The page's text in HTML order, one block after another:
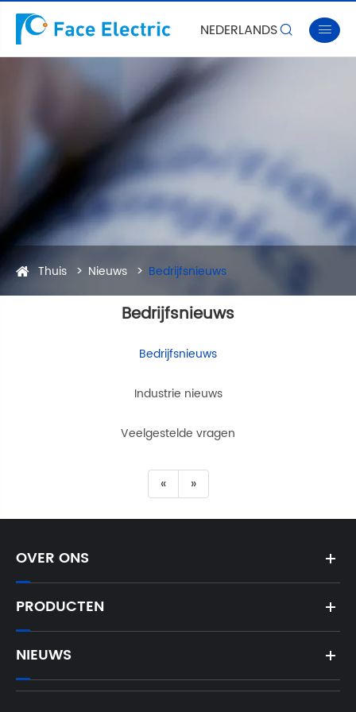
NEDERLANDS 
Thuis Nieuws Bedrijfsnieuws
Bedrijfsnieuws
Bedrijfsnieuws
Industrie nieuws
Veelgestelde vragen
« »
OVER ONS
PRODUCTEN
NIEUWS